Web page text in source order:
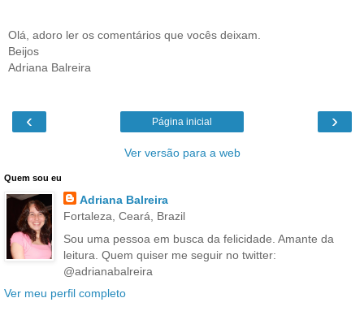
Olá, adoro ler os comentários que vocês deixam.
Beijos
Adriana Balreira
‹ ›
Página inicial
Ver versão para a web
Quem sou eu
Adriana Balreira
Fortaleza, Ceará, Brazil
Sou uma pessoa em busca da felicidade. Amante da
leitura. Quem quiser me seguir no twitter:
@adrianabalreira
Ver meu perfil completo